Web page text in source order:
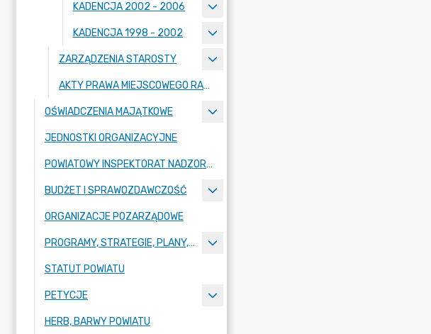
KADENCJA 2002 - 2006
KADENCJA 1998 - 2002
ZARZĄDZENIA STAROSTY
AKTY PRAWA MIEJSCOWEGO RADY POWIATU ZGORZELECKIEGO
OŚWIADCZENIA MAJĄTKOWE
JEDNOSTKI ORGANIZACYJNE
POWIATOWY INSPEKTORAT NADZORU BUDOWLANEGO
BUDŻET I SPRAWOZDAWCZOŚĆ
ORGANIZACJE POZARZĄDOWE
PROGRAMY, STRATEGIE, PLANY, RAPORTY
STATUT POWIATU
PETYCJE
HERB, BARWY POWIATU